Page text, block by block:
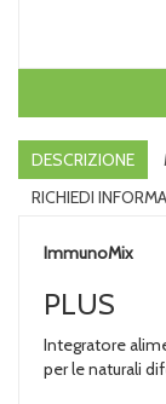
DESCRIZIONE
RICHIEDI
ImmunoMix
PLUS
Integratore
per le naturali